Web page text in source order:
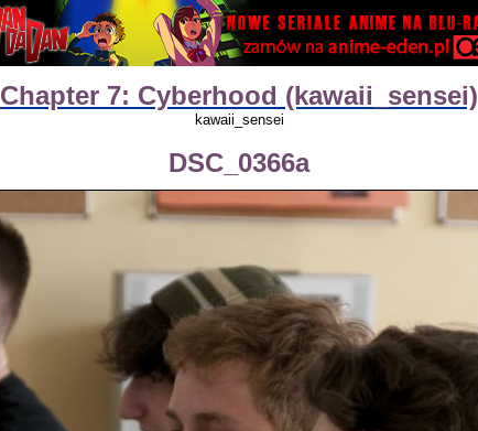
Chapter 7: Cyberhood (kawaii_sensei)
kawaii_sensei
DSC_0366a